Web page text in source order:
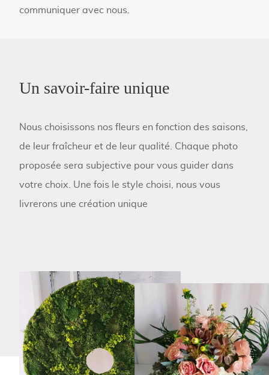
communiquer avec nous.
Un savoir-faire unique
Nous choisissons nos fleurs en fonction des saisons,
de leur fraîcheur et de leur qualité. Chaque photo
proposée sera subjective pour vous guider dans
votre choix. Une fois le style choisi, nous vous
livrerons une création unique